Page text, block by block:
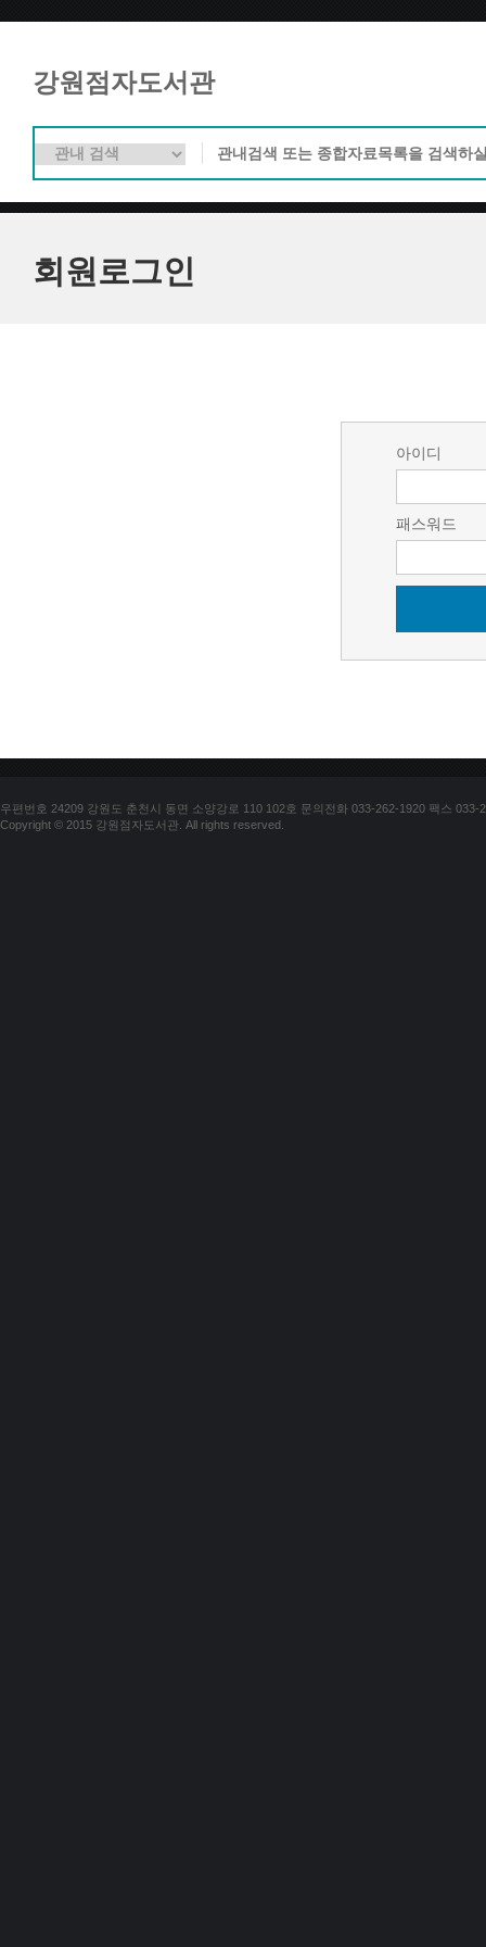
강원점자도서관
회원로그인
아이디
패스워드
우편번호 24209 강원도 춘천시 동면 소양강로 110 102호 문의전화 033-262-1920 팩스 033-
Copyright © 2015 강원점자도서관. All rights reserved.